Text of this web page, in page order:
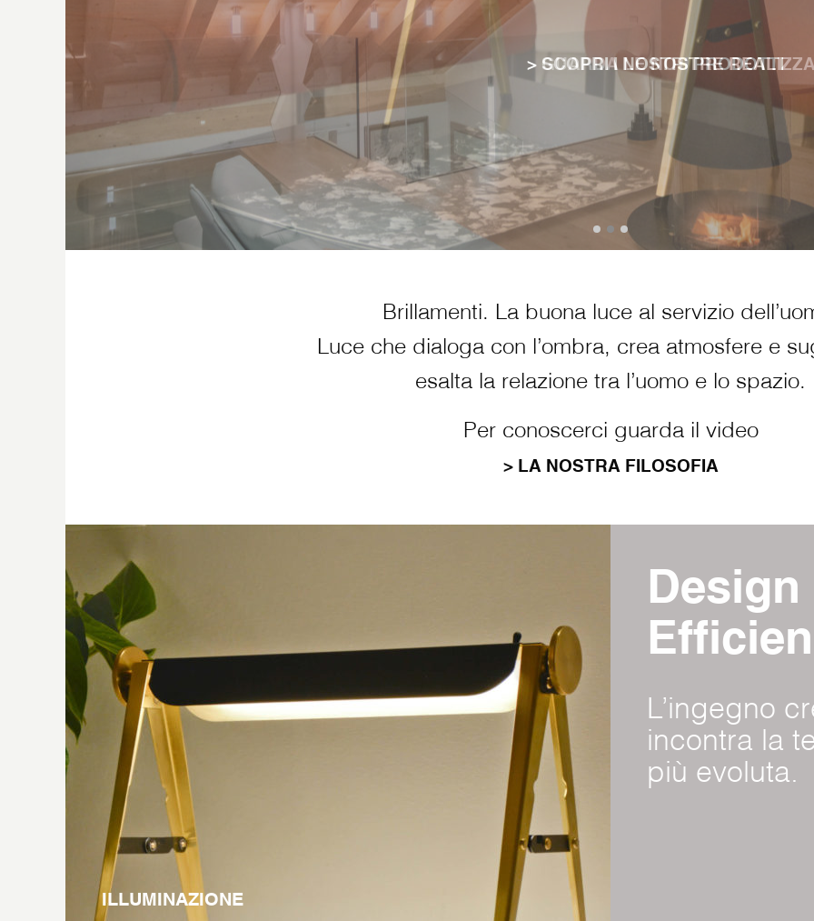
> GUARDA LE NOSTRE
Brillamenti. La buona luce al servizio
Luce che dialoga con l’ombra, crea atmosfere e
esalta la relazione tra l’uomo e lo spazio.
Per conoscerci guarda il video
> LA NOSTRA FILOSOFIA
ILLUMINAZIONE
Design
L’ingegno
incontra la
più evoluta.